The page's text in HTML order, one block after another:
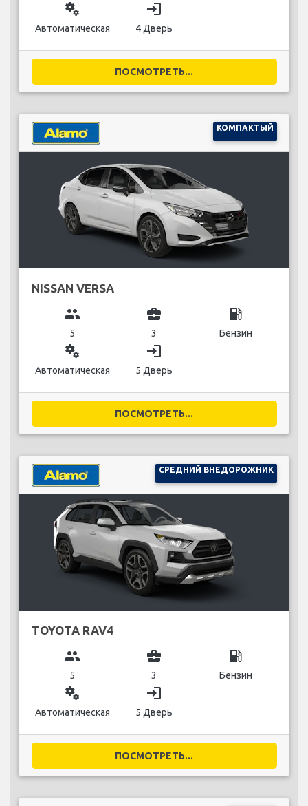
miscellaneous_services
Автоматическая
login
4 Дверь
ПОСМОТРЕТЬ...
КОМПАКТЫЙ
NISSAN VERSA
group
5
business_center
3
local_gas_station
Бензин
miscellaneous_services
Автоматическая
login
5 Дверь
ПОСМОТРЕТЬ...
СРЕДНИЙ ВНЕДОРОЖНИК
TOYOTA RAV4
group
5
business_center
3
local_gas_station
Бензин
miscellaneous_services
Автоматическая
login
5 Дверь
ПОСМОТРЕТЬ...